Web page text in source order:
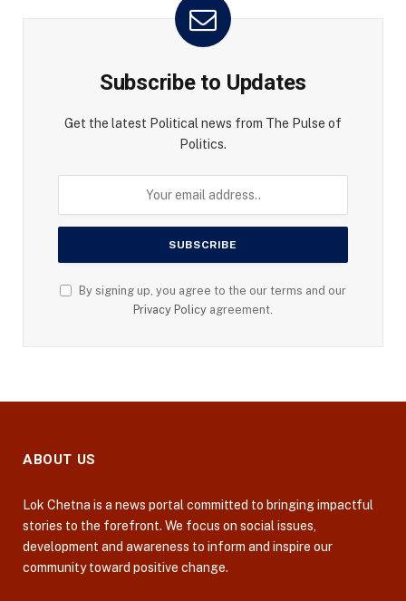
Subscribe to Updates
Get the latest Political news from The Pulse of
Politics.
By signing up, you agree to the our terms and our
Privacy Policy agreement.
ABOUT US
Lok Chetna is a news portal committed to bringing impactful
stories to the forefront. We focus on social issues,
development and awareness to inform and inspire our
community toward positive change.